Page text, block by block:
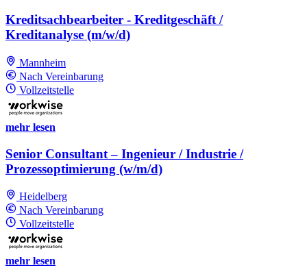
Kreditsachbearbeiter - Kreditgeschäft /
Kreditanalyse (m/w/d)
Mannheim
Nach Vereinbarung
Vollzeitstelle
mehr lesen
Senior Consultant – Ingenieur / Industrie /
Prozessoptimierung (w/m/d)
Heidelberg
Nach Vereinbarung
Vollzeitstelle
mehr lesen